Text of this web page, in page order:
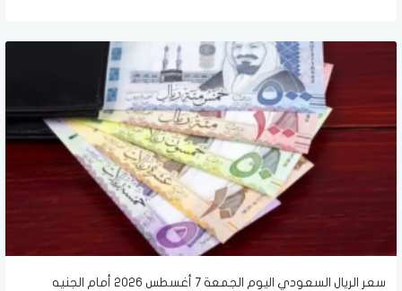
سعر الريال السعودي اليوم الجمعة 7 أغسطس 2026 أمام الجنيه